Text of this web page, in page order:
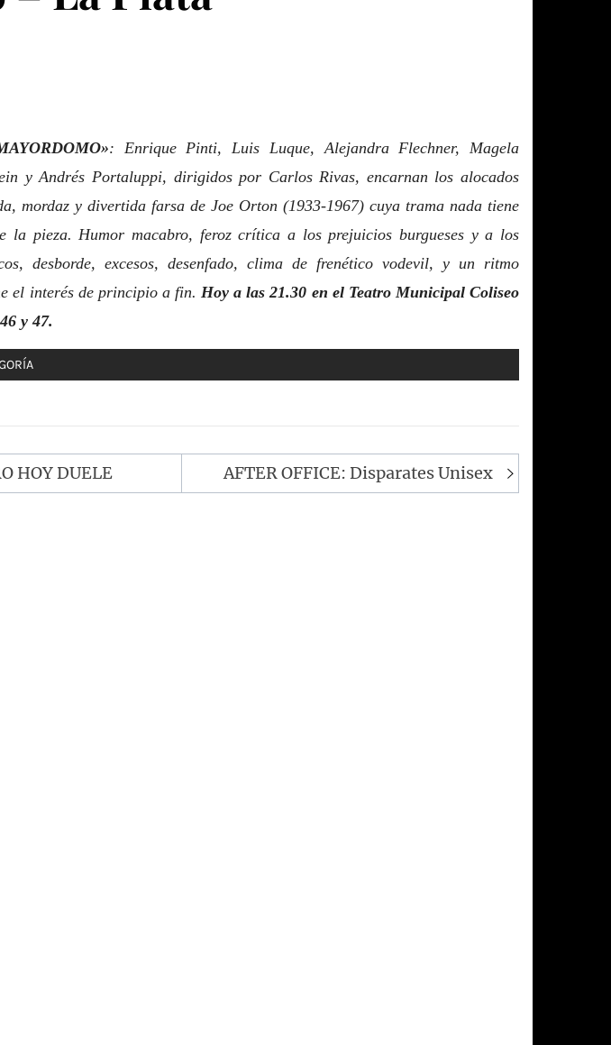
: Enrique Pinti, Luis Luque, Alejandra Flechner, Magela
y Andrés Portaluppi, dirigidos por Carlos Rivas, encarnan los alocados
mordaz y divertida farsa de Joe Orton (1933-1967) cuya trama nada tiene
la pieza. Humor macabro, feroz crítica a los prejuicios burgueses y a los
desborde, excesos, desenfado, clima de frenético vodevil, y un ritmo
el interés de principio a fin.Hoy a las 21.30 en el Teatro Municipal Coliseo
y 47.
HOY DUELE AFTER OFFICE: Disparates Unisex